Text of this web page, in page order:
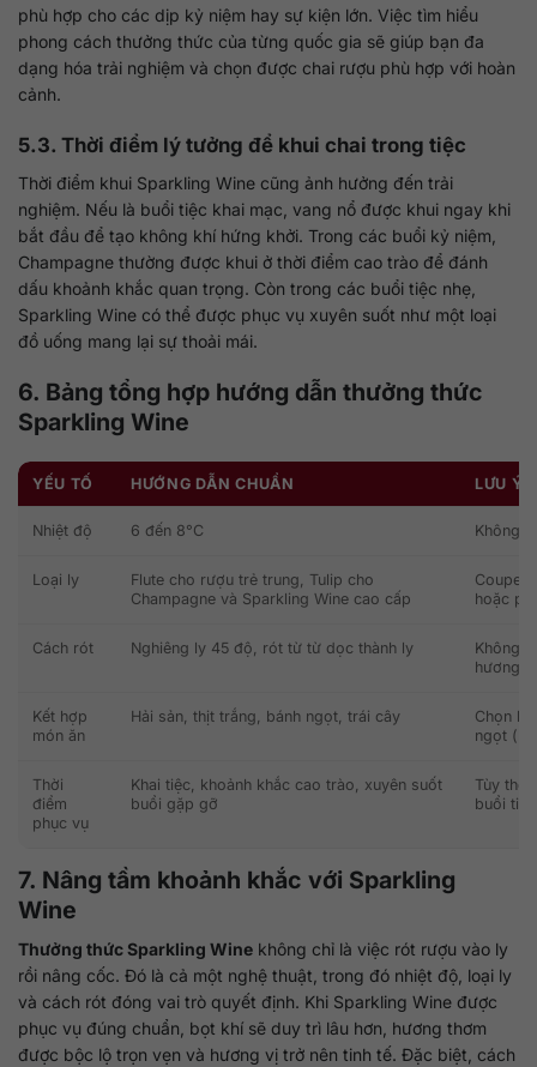
phù hợp cho các dịp kỷ niệm hay sự kiện lớn. Việc tìm hiểu
phong cách thưởng thức của từng quốc gia sẽ giúp bạn đa
dạng hóa trải nghiệm và chọn được chai rượu phù hợp với hoàn
cảnh.
5.3. Thời điểm lý tưởng để khui chai trong tiệc
Thời điểm khui Sparkling Wine cũng ảnh hưởng đến trải
nghiệm. Nếu là buổi tiệc khai mạc, vang nổ được khui ngay khi
bắt đầu để tạo không khí hứng khởi. Trong các buổi kỷ niệm,
Champagne thường được khui ở thời điểm cao trào để đánh
dấu khoảnh khắc quan trọng. Còn trong các buổi tiệc nhẹ,
Sparkling Wine có thể được phục vụ xuyên suốt như một loại
đồ uống mang lại sự thoải mái.
6. Bảng tổng hợp hướng dẫn thưởng thức
Sparkling Wine
YẾU TỐ HƯỚNG DẪN CHUẨN LƯU Ý
Nhiệt độ 6 đến 8°C Không
Loại ly
Flute cho rượu trẻ trung, Tulip cho
Champagne và Sparkling Wine cao cấp
Coupe
hoặc
Cách rót Nghiêng ly 45 độ, rót từ từ dọc thành ly
Không
hương
Kết hợp
món ăn
Hải sản, thịt trắng, bánh ngọt, trái cây
Chọn
ngọt (
Thời
điểm
phục vụ
Khai tiệc, khoảnh khắc cao trào, xuyên suốt
buổi gặp gỡ
Tùy
buổi tiệc
7. Nâng tầm khoảnh khắc với Sparkling
Wine
Thưởng thức Sparkling Wine không chỉ là việc rót rượu vào ly
rồi nâng cốc. Đó là cả một nghệ thuật, trong đó nhiệt độ, loại ly
và cách rót đóng vai trò quyết định. Khi Sparkling Wine được
phục vụ đúng chuẩn, bọt khí sẽ duy trì lâu hơn, hương thơm
được bộc lộ trọn vẹn và hương vị trở nên tinh tế. Đặc biệt, cách